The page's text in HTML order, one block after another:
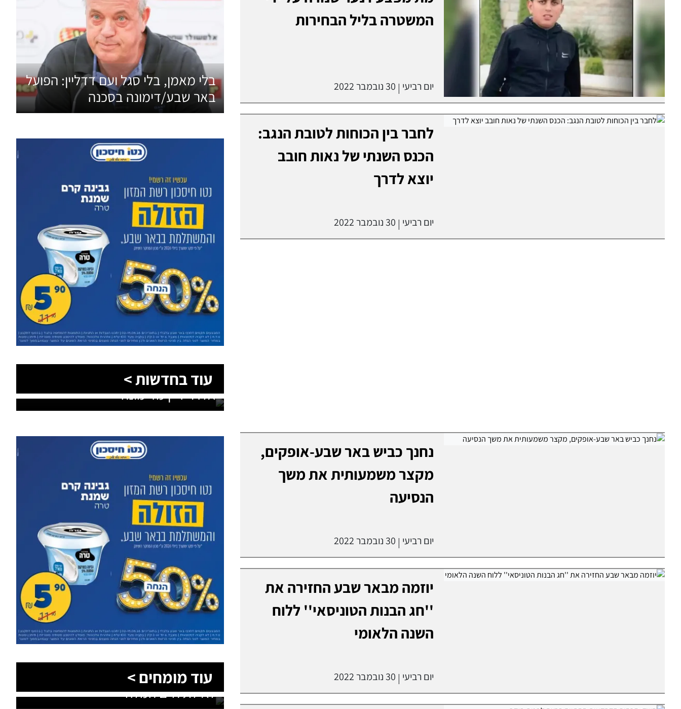
המשטרה בליל הבחירות
יום רביעי | 30 נובמבר 2022
לחבר בין הכוחות לטובת הנגב:
הכנס השנתי של נאות חובב
יוצא לדרך
יום רביעי | 30 נובמבר 2022
נחנך כביש באר שבע-אופקים,
מקצר משמעותית את משך
הנסיעה
יום רביעי | 30 נובמבר 2022
יוזמה מבאר שבע החזירה את
''חג הבנות הטוניסאי'' ללוח
השנה הלאומי
יום רביעי | 30 נובמבר 2022
בלי מאמן, בלי סגל ועם דדליין: הפועל
באר שבע/דימונה בסכנה
עוד בחדשות >
סוף טרגי לחיפושים: זוהתה גופתו של
אלדר דיין מדימונה
עוד מומחים >
הסעות בדרום 2026: כך מתכננים
נסיעה קבוצתית מושלמת לנגב,
לאילת ולים המלח